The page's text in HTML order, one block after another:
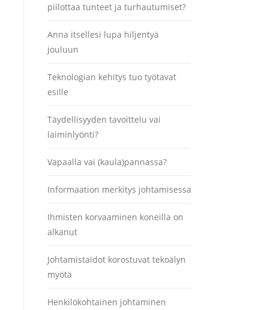
piilottaa tunteet ja turhautumiset?
Anna itsellesi lupa hiljentyä
jouluun
Teknologian kehitys tuo työtavat
esille
Täydellisyyden tavoittelu vai
laiminlyönti?
Vapaalla vai (kaula)pannassa?
Informaation merkitys johtamisessa
Ihmisten korvaaminen koneilla on
alkanut
Johtamistaidot korostuvat tekoälyn
myötä
Henkilökohtainen johtaminen